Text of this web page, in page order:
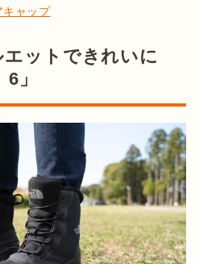
キャップ
ットできれいに
」